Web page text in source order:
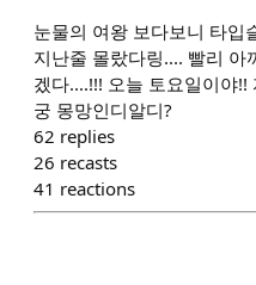
눈물의 여왕 보다보니 타입
지난줄 몰랐다링.... 빨리
겠다....!!! 오늘 토요일이야
궁 몽망인디알디?
62 replies
26 recasts
41 reactions